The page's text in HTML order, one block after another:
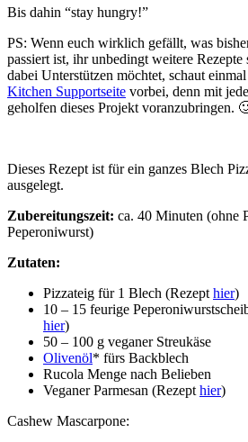
Bis dahin “stay hungry!”
PS: Wenn euch wirklich gefällt, was
passiert ist, ihr unbedingt weitere
dabei Unterstützen möchtet, schaut
Kitchen Supportseite vorbei, denn mit
geholfen dieses Projekt voranzubringen.
Dieses Rezept ist für ein ganzes Blech
ausgelegt.
Zubereitungszeit: ca. 40 Minuten (ohne
Peperoniwurst)
Zutaten:
Pizzateig für 1 Blech (Rezept hier)
10 – 15 feurige
hier)
50 – 100 g veganer Streukäse
Olivenöl* fürs Backblech
Rucola Menge nach Belieben
Veganer Parmesan (Rezept hier)
Cashew Mascarpone: